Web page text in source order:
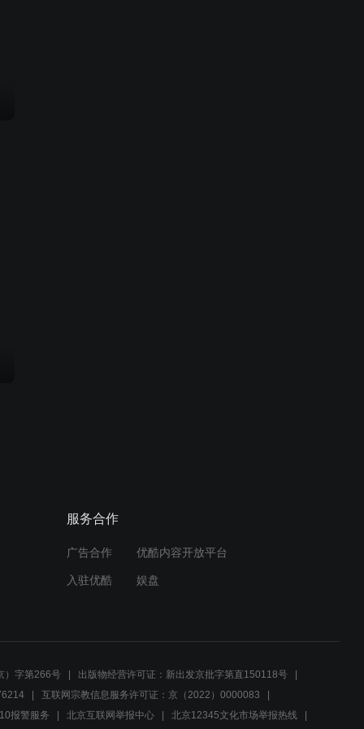
服务合作
广告合作 优酷内容开放平台
入驻优酷 娱盘
）字第266号
出版物经营许可证：新出发京批字第直150118号
互联网宗教信息服务许可证：京（2022）0000083
报警服务
北京互联网举报中心 北京12345文化市场举报热线